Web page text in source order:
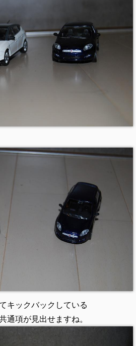
キックバックしている
通項が見出せますね。